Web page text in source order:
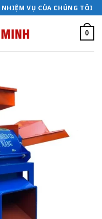
VỤ CỦA CHÚNG TÔI
0